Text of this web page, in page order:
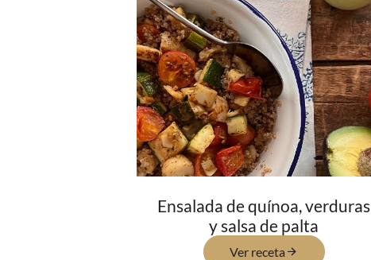
Ensalada de quínoa, verduras
y salsa de palta
Ver receta